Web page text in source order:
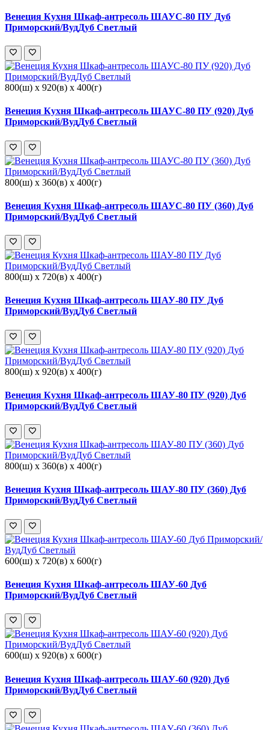
Венеция Кухня Шкаф-антресоль ШАУС-80 ПУ Дуб
Приморский/ВудДуб Светлый
800(ш) x 920(в) x 400(г)
Венеция Кухня Шкаф-антресоль ШАУС-80 ПУ (920) Дуб
Приморский/ВудДуб Светлый
800(ш) x 360(в) x 400(г)
Венеция Кухня Шкаф-антресоль ШАУС-80 ПУ (360) Дуб
Приморский/ВудДуб Светлый
800(ш) x 720(в) x 400(г)
Венеция Кухня Шкаф-антресоль ШАУ-80 ПУ Дуб
Приморский/ВудДуб Светлый
800(ш) x 920(в) x 400(г)
Венеция Кухня Шкаф-антресоль ШАУ-80 ПУ (920) Дуб
Приморский/ВудДуб Светлый
800(ш) x 360(в) x 400(г)
Венеция Кухня Шкаф-антресоль ШАУ-80 ПУ (360) Дуб
Приморский/ВудДуб Светлый
600(ш) x 720(в) x 600(г)
Венеция Кухня Шкаф-антресоль ШАУ-60 Дуб
Приморский/ВудДуб Светлый
600(ш) x 920(в) x 600(г)
Венеция Кухня Шкаф-антресоль ШАУ-60 (920) Дуб
Приморский/ВудДуб Светлый